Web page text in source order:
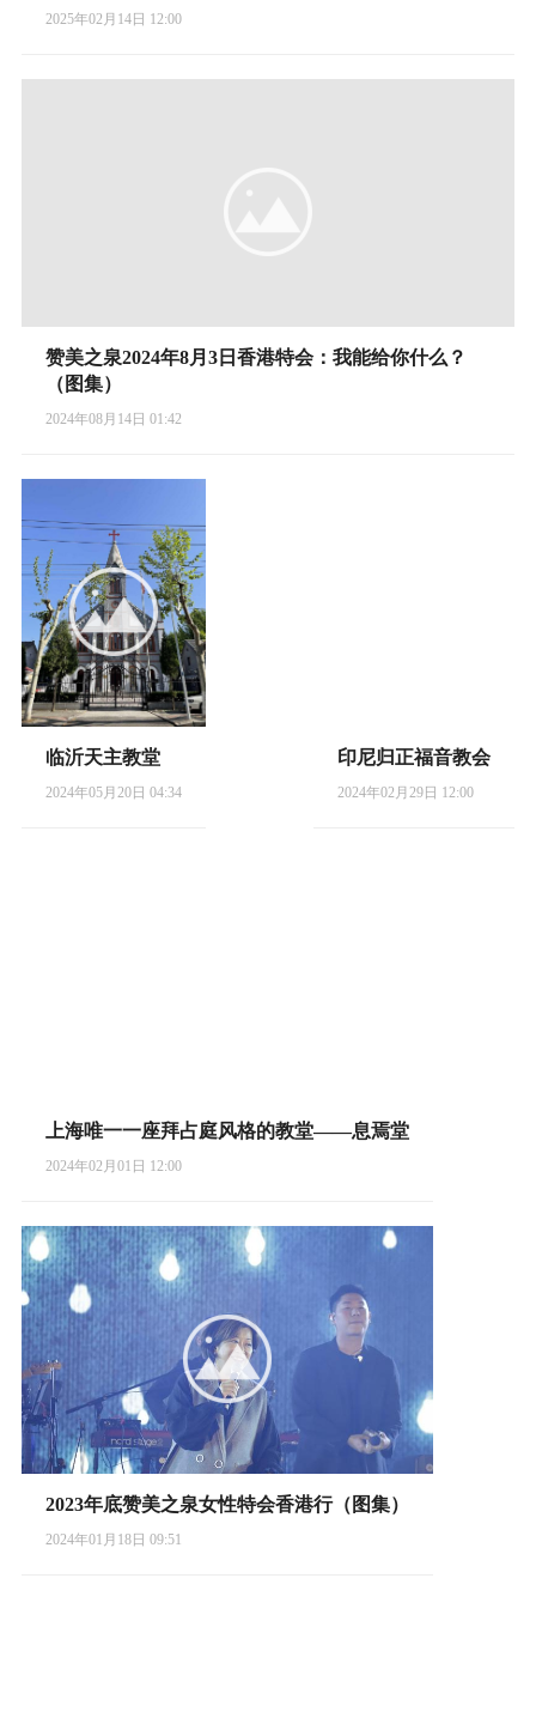
2025年02月14日 12:00
赞美之泉2024年8月3日香港特会：我能给你什么？
（图集）
2024年08月14日 01:42
临沂天主教堂
2024年05月20日 04:34
印尼归正福音教会
2024年02月29日 12:00
上海唯一一座拜占庭风格的教堂——息焉堂
2024年02月01日 12:00
2023年底赞美之泉女性特会香港行（图集）
2024年01月18日 09:51